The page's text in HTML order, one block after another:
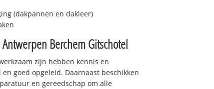
(dakpannen en dakleer)
Antwerpen Berchem Gitschotel
zijn hebben kennis en
goed opgeleid. Daarnaast beschikken
en gereedschap om alle